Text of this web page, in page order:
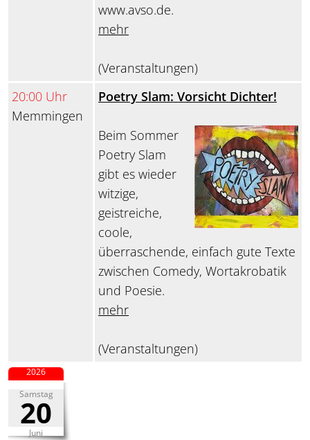
www.avso.de.
mehr
(Veranstaltungen)
20:00 Uhr
Memmingen
Poetry Slam: Vorsicht Dichter!
Beim Sommer
Poetry Slam
gibt es wieder
witzige,
geistreiche,
coole,
überraschende, einfach gute Texte
zwischen Comedy, Wortakrobatik
und Poesie.
mehr
(Veranstaltungen)
Samstag
20
Juni
2026